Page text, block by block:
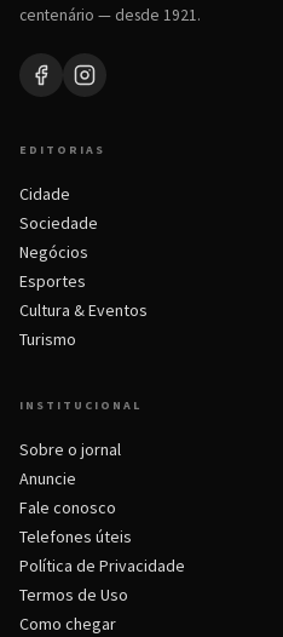
centenário — desde 1921.
EDITORIAS
Cidade
Sociedade
Negócios
Esportes
Cultura & Eventos
Turismo
INSTITUCIONAL
Sobre o jornal
Anuncie
Fale conosco
Telefones úteis
Política de Privacidade
Termos de Uso
Como chegar